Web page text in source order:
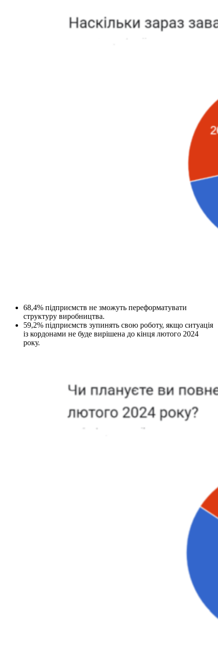
68,4% підприємств не зможуть переформатувати
структуру виробництва.
59,2% підприємств зупинять свою роботу, якщо ситуація
із кордонами не буде вирішена до кінця лютого 2024
року.